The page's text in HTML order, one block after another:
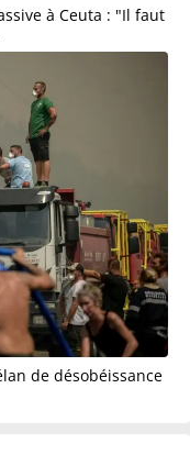
à Ceuta : "Il faut
de désobéissance